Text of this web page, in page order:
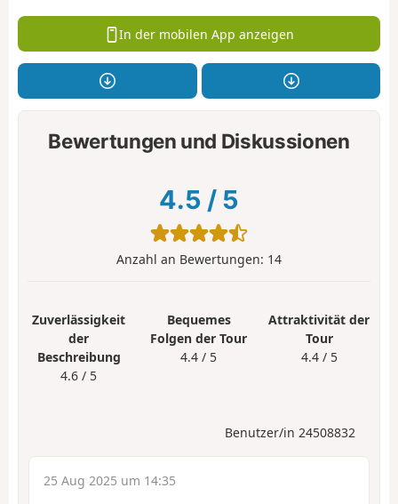
In der mobilen App anzeigen
Bewertungen und Diskussionen
4.5 / 5
Anzahl an Bewertungen: 14
Zuverlässigkeit
der
Beschreibung
4.6 / 5
Bequemes
Folgen der Tour
4.4 / 5
Attraktivität der
Tour
4.4 / 5
Benutzer/in 24508832
25 Aug 2025 um 14:35